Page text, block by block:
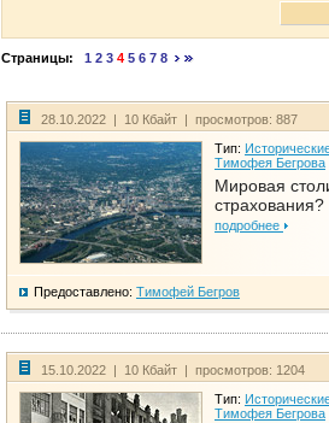
Страницы: 1 2 3 4 5 6 7 8
28.10.2022 | 10 Кбайт | просмотров: 887
Тип:
Тимофея Бегрова
Мировая
страхования?
подробнее
Предоставлено: Тимофей Бегров
15.10.2022 | 10 Кбайт | просмотров: 1204
Тип:
Тимофея Бегрова